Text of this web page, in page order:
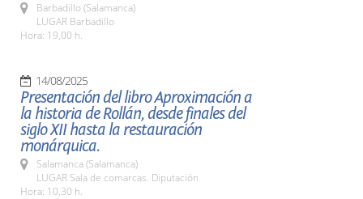
Barbadillo (Salamanca)
LUGAR Barbadillo
Hora: 19,00 h.
14/08/2025
Presentación del libro Aproximación a
la historia de Rollán, desde finales del
siglo XII hasta la restauración
monárquica.
Salamanca (Salamanca)
LUGAR Sala de comarcas. Diputación
Hora: 10,30 h.